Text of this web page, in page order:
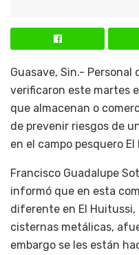
Guasave, Sin.-
verificaron este martes
que almacenan o
de prevenir riesgos de
en el campo pesquero
Francisco Guadalupe
informó que en esta
diferente en El
cisternas metálicas,
embargo se les están